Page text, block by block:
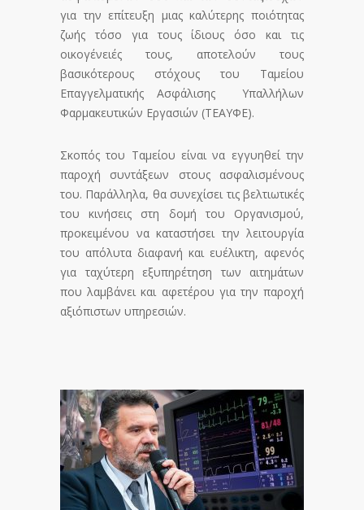
για την επίτευξη μιας καλύτερης ποιότητας
ζωής τόσο για τους ίδιους όσο και τις
οικογένειές τους, αποτελούν τους
βασικότερους στόχους του Ταμείου
Επαγγελματικής Ασφάλισης Υπαλλήλων
Φαρμακευτικών Εργασιών (ΤΕΑΥΦΕ).
Σκοπός του Ταμείου είναι να εγγυηθεί την
παροχή συντάξεων στους ασφαλισμένους
του. Παράλληλα, θα συνεχίσει τις βελτιωτικές
του κινήσεις στη δομή του Οργανισμού,
προκειμένου να καταστήσει την λειτουργία
του απόλυτα διαφανή και ευέλικτη, αφενός
για ταχύτερη εξυπηρέτηση των αιτημάτων
που λαμβάνει και αφετέρου για την παροχή
αξιόπιστων υπηρεσιών.